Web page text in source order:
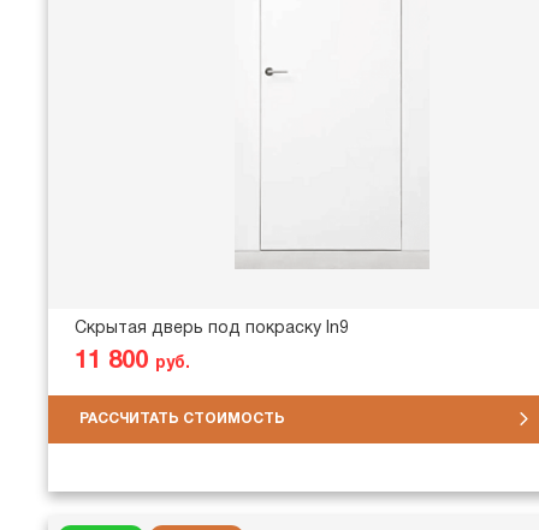
Скрытая дверь под покраску In9
11 800 руб.
РАССЧИТАТЬ СТОИМОСТЬ